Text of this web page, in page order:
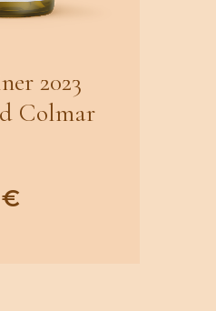
2023
Colmar
€